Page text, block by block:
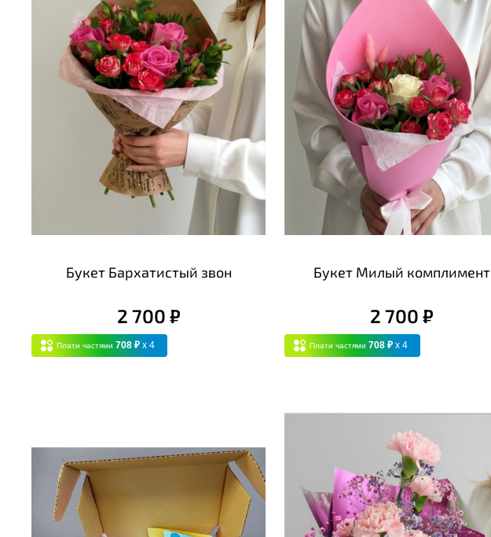
Букет Бархатистый звон
2 700 ₽
Плати частями 708 ₽ x 4
Букет Милый комплимент
2 700 ₽
Плати частями 708 ₽ x 4